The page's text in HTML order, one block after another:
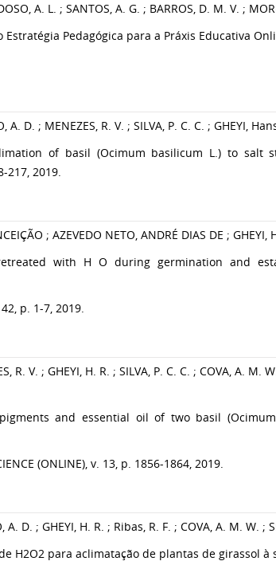
A. L. ; SANTOS, A. G. ; BARROS, D. M. V. ;
Pedagógica para a Práxis Educativa
A. D. ; MENEZES, R. V. ; SILVA, P. C. C. ; GHEYI, Hans
of basil (Ocimum basilicum L.) to salt
217, 2019.
; AZEVEDO NETO, ANDRÉ DIAS DE ; GHEYI,
with H O during germination and
p. 1-7, 2019.
R. V. ; GHEYI, H. R. ; SILVA, P. C. C. ; COVA, A. M.
and essential oil of two basil
(ONLINE), v. 13, p. 1856-1864, 2019.
A. D. ; GHEYI, H. R. ; Ribas, R. F. ; COVA, A. M. W. ;
H2O2 para aclimatação de plantas de girassol à